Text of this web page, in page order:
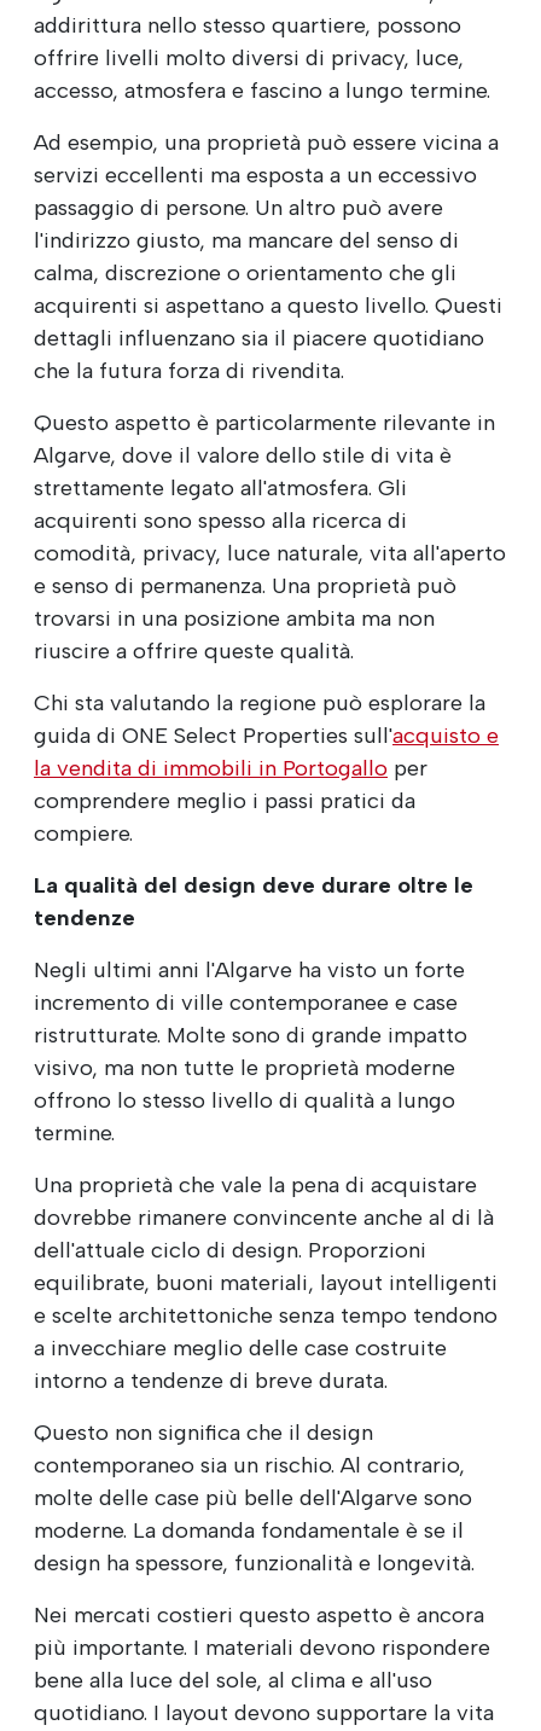
addirittura nello stesso quartiere, possono
offrire livelli molto diversi di privacy, luce,
accesso, atmosfera e fascino a lungo termine.
Ad esempio, una proprietà può essere vicina a
servizi eccellenti ma esposta a un eccessivo
passaggio di persone. Un altro può avere
l'indirizzo giusto, ma mancare del senso di
calma, discrezione o orientamento che gli
acquirenti si aspettano a questo livello. Questi
dettagli influenzano sia il piacere quotidiano
che la futura forza di rivendita.
Questo aspetto è particolarmente rilevante in
Algarve, dove il valore dello stile di vita è
strettamente legato all'atmosfera. Gli
acquirenti sono spesso alla ricerca di
comodità, privacy, luce naturale, vita all'aperto
e senso di permanenza. Una proprietà può
trovarsi in una posizione ambita ma non
riuscire a offrire queste qualità.
Chi sta valutando la regione può esplorare la
guida di ONE Select Properties sull'acquisto e
la vendita di immobili in Portogallo per
comprendere meglio i passi pratici da
compiere.
La qualità del design deve durare oltre le
tendenze
Negli ultimi anni l'Algarve ha visto un forte
incremento di ville contemporanee e case
ristrutturate. Molte sono di grande impatto
visivo, ma non tutte le proprietà moderne
offrono lo stesso livello di qualità a lungo
termine.
Una proprietà che vale la pena di acquistare
dovrebbe rimanere convincente anche al di là
dell'attuale ciclo di design. Proporzioni
equilibrate, buoni materiali, layout intelligenti
e scelte architettoniche senza tempo tendono
a invecchiare meglio delle case costruite
intorno a tendenze di breve durata.
Questo non significa che il design
contemporaneo sia un rischio. Al contrario,
molte delle case più belle dell'Algarve sono
moderne. La domanda fondamentale è se il
design ha spessore, funzionalità e longevità.
Nei mercati costieri questo aspetto è ancora
più importante. I materiali devono rispondere
bene alla luce del sole, al clima e all'uso
quotidiano. I layout devono supportare la vita